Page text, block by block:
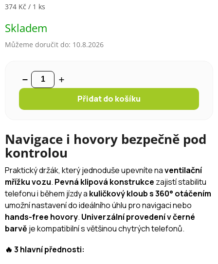
Měrná cena:
374 Kč / 1 ks
Skladem
Můžeme doručit do: 10.8.2026
Přidat do košíku
Navigace i hovory bezpečně pod
kontrolou
Praktický držák, který jednoduše upevníte naventilační
mřížku vozu. Pevná klipová konstrukce zajistí stabilitu
telefonu i během jízdy a kuličkový kloub s 360° otáčením
umožní nastavení do ideálního úhlu pro navigaci nebo
hands-free hovory. Univerzální provedení v černé
barvě je kompatibilní s většinou chytrých telefonů.
🔥 3 hlavní přednosti: